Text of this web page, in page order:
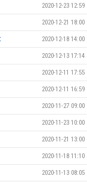
2020-12-23 12:59
2020-12-21 18:00
2020-12-18 14:00
2020-12-13 17:14
2020-12-11 17:55
2020-12-11 16:59
2020-11-27 09:00
2020-11-23 10:00
2020-11-21 13:00
2020-11-18 11:10
2020-11-13 08:05